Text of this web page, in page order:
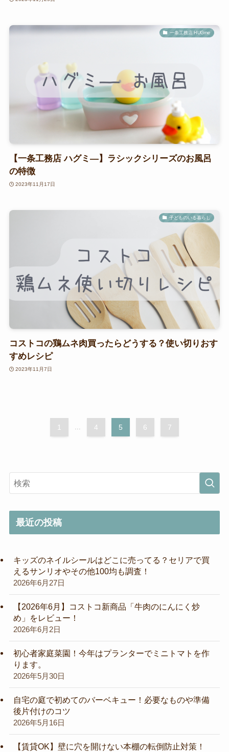
一条工務店 HUGme
【一条工務店 ハグミ―】ラシックシリーズのお風呂
の特徴
2023年11月17日
子どものいる暮らし
コストコの鶏ムネ肉買ったらどうする？使い切りおす
すめレシピ
2023年11月7日
1 4 5 6 7
最近の投稿
キッズのネイルシールはどこに売ってる？セリアで買
えるサンリオやその他100均も調査！
2026年6月27日
【2026年6月】コストコ新商品「牛肉のにんにく炒
め」をレビュー！
2026年6月2日
初心者家庭菜園！今年はプランターでミニトマトを作
ります。
2026年5月30日
自宅の庭で初めてのバーベキュー！必要なものや準備
後片付けのコツ
2026年5月16日
【賃貸OK】壁に穴を開けない本棚の転倒防止対策！